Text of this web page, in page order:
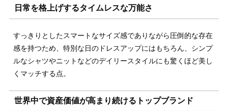
日常を格上げするタイムレスな万能さ
すっきりとしたスマートなサイズ感でありながら圧倒的な存在
感を持つため、特別な日のドレスアップにはもちろん、シンプ
ルなシャツやニットなどのデイリースタイルにも驚くほど美し
くマッチする点。
世界中で資産価値が高まり続けるトップブランド